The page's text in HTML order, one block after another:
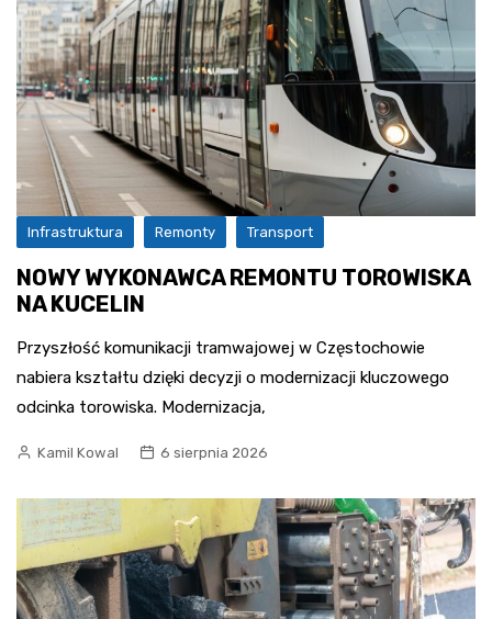
Infrastruktura Remonty Transport
NOWY WYKONAWCA REMONTU TOROWISKA
NA KUCELIN
Przyszłość komunikacji tramwajowej w Częstochowie
nabiera kształtu dzięki decyzji o modernizacji kluczowego
odcinka torowiska. Modernizacja,
Kamil Kowal 6 sierpnia 2026